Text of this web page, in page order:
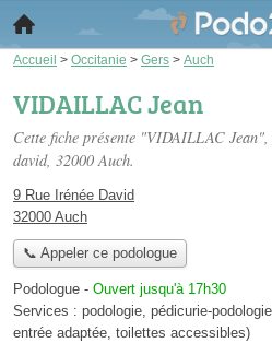
Accueil > Occitanie > Gers > Auch
VIDAILLAC Jean
Cette fiche présente "VIDAILLAC
david, 32000 Auch.
9 Rue Irénée David
32000 Auch
📞 Appeler ce podologue
Podologue - Ouvert jusqu'à 17h30
Services : podologie, pédicurie-podologie
entrée adaptée, toilettes accessibles)